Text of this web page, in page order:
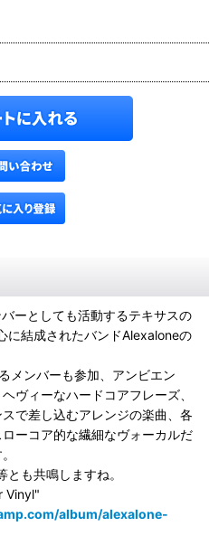
ーとしても活動するテキサスの
に結成されたバンドAlexaloneの
メンバーも参加、アンビエン
ヴィーなハードコアフレーズ、
で差し込むアレンジの楽曲、各
ーコア的な繊細なヴォーカルだ
も共鳴しますね。
Vinyl"
album/alexalone-